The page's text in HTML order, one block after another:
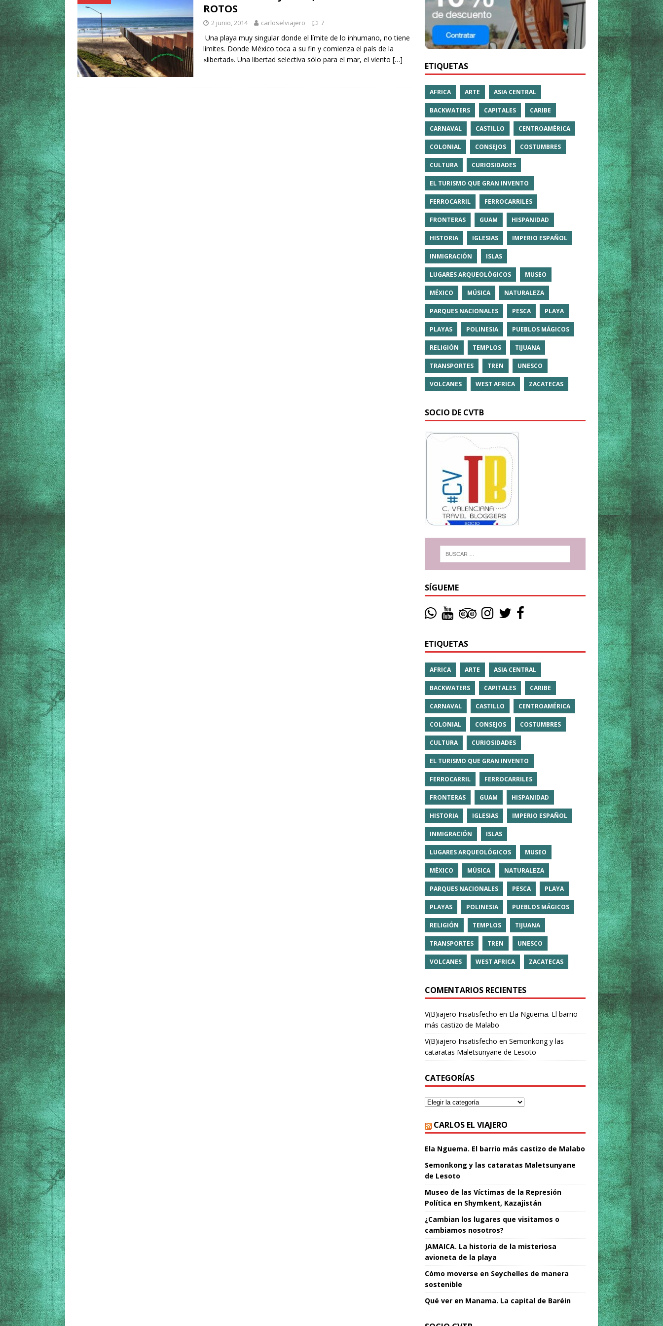
ROTOS
2 junio, 2014 carloselviajero 7
Una playa muy singular donde el límite de lo inhumano, no tiene
límites. Donde México toca a su fin y comienza el país de la
«libertad». Una libertad selectiva sólo para el mar, el viento […]
ETIQUETAS
AFRICA ARTE ASIA CENTRAL
BACKWATERS CAPITALES CARIBE
CARNAVAL CASTILLO CENTROAMÉRICA
COLONIAL CONSEJOS COSTUMBRES
CULTURA CURIOSIDADES
EL TURISMO QUE GRAN INVENTO
FERROCARRIL FERROCARRILES
FRONTERAS GUAM HISPANIDAD
HISTORIA IGLESIAS IMPERIO ESPAÑOL
INMIGRACIÓN ISLAS
LUGARES ARQUEOLÓGICOS MUSEO
MÉXICO MÚSICA NATURALEZA
PARQUES NACIONALES PESCA PLAYA
PLAYAS POLINESIA PUEBLOS MÁGICOS
RELIGIÓN TEMPLOS TIJUANA
TRANSPORTES TREN UNESCO
VOLCANES WEST AFRICA ZACATECAS
SOCIO DE CVTB
SÍGUEME
ETIQUETAS
AFRICA ARTE ASIA CENTRAL
BACKWATERS CAPITALES CARIBE
CARNAVAL CASTILLO CENTROAMÉRICA
COLONIAL CONSEJOS COSTUMBRES
CULTURA CURIOSIDADES
EL TURISMO QUE GRAN INVENTO
FERROCARRIL FERROCARRILES
FRONTERAS GUAM HISPANIDAD
HISTORIA IGLESIAS IMPERIO ESPAÑOL
INMIGRACIÓN ISLAS
LUGARES ARQUEOLÓGICOS MUSEO
MÉXICO MÚSICA NATURALEZA
PARQUES NACIONALES PESCA PLAYA
PLAYAS POLINESIA PUEBLOS MÁGICOS
RELIGIÓN TEMPLOS TIJUANA
TRANSPORTES TREN UNESCO
VOLCANES WEST AFRICA ZACATECAS
COMENTARIOS RECIENTES
V(B)iajero Insatisfecho en Ela Nguema. El barrio
más castizo de Malabo
V(B)iajero Insatisfecho en Semonkong y las
cataratas Maletsunyane de Lesoto
CATEGORÍAS
CARLOS EL VIAJERO
Ela Nguema. El barrio más castizo de Malabo
Semonkong y las cataratas Maletsunyane
de Lesoto
Museo de las Víctimas de la Represión
Política en Shymkent, Kazajistán
¿Cambian los lugares que visitamos o
cambiamos nosotros?
JAMAICA. La historia de la misteriosa
avioneta de la playa
Cómo moverse en Seychelles de manera
sostenible
Qué ver en Manama. La capital de Baréin